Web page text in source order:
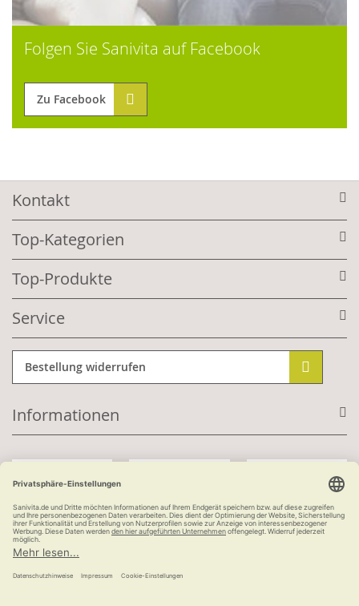
Folgen Sie Sanivita auf Facebook
Zu Facebook
Kontakt
Top-Kategorien
Top-Produkte
Service
Bestellung widerrufen
Informationen
Kauf auf Rechnung